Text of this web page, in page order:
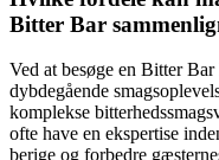
Bitter Bar
Ved at besøge en Bitter
dybdegående
komplekse
ofte have en ekspertise
berige og forbedre